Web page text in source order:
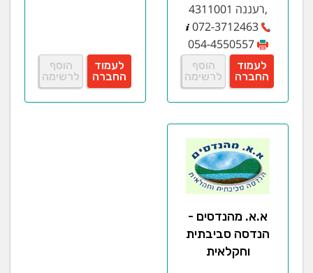
,רעננה 4311001
072-3712463
054-4550557
לעמוד
החברה
הוסף
לרשימה
לעמוד
החברה
הוסף
לרשימה
א.א. מהנדסים -
הנדסה סביבתית
וחקלאית